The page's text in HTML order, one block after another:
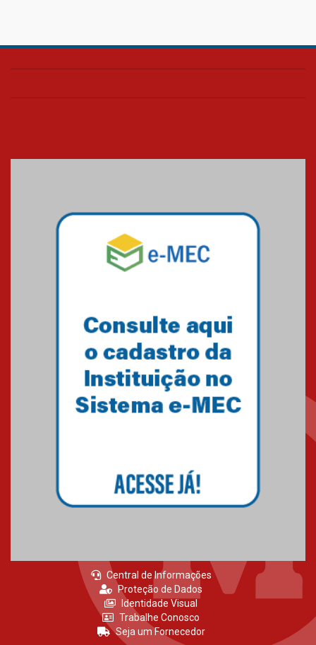
Confira como foi o culto mensal
Mackenzie mobiliza campanha
solidária para apoiar famílias em
Minas Gerais
Primeiro culto do ano ressalta o
27.02.2026
Central de Informações
Proteção de Dados
Identidade Visual
Trabalhe Conosco
Seja um Fornecedor